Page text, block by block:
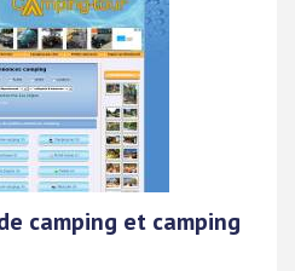
camping et camping